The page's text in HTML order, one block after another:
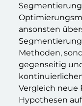
ansonsten
Methoden,
gegenseitig
Vergleich neue
Hypothesen